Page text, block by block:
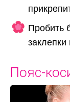
Пробить
Пояс-